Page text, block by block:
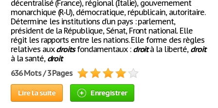
décentralisé (France), régional (Italie), gouvernement
monarchique (R-U), démocratique, républicain, autoritaire.
Détermine les institutions d’un pays : parlement,
président de la République, Sénat, Front national. Elle
régit les rapports entre les nations. Elle forme des règles
relatives auxdroitsfondamentaux : droità la liberté, droit
à la santé, droit
636 Mots / 3 Pages
Lire la suite Enregistrer